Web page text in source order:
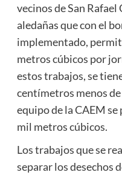
vecinos de San
aledañas que con el
implementado,
metros cúbicos por
estos trabajos, se
centímetros menos de
equipo de la CAEM
mil metros cúbicos.
Los trabajos que se
separar los desechos